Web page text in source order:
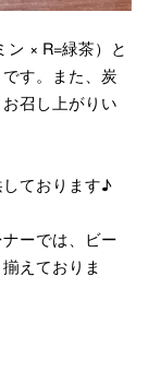
× R=緑茶）と
す。また、炭
召し上がりい
ております♪
ーでは、ビー
えておりま